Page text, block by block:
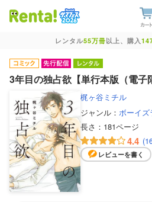
レンタル55万冊以上、購入
3年目の独占欲【単行本版（電子
梶ヶ谷ミチル
ジャンル： ボーイ
長さ： 181ページ
4.4
レビューを書く